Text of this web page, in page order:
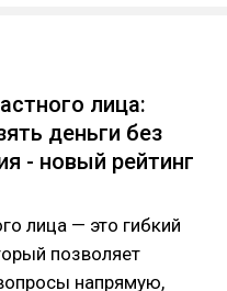
лица:
деньги без
- новый рейтинг
лица — это гибкий
позволяет
напрямую,